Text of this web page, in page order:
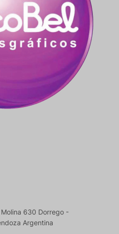
630 Dorrego -
Argentina